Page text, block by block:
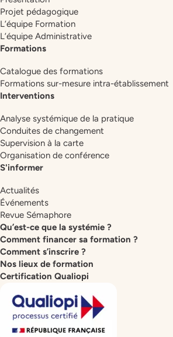
Projet pédagogique
L’équipe Formation
L’équipe Administrative
Formations
Catalogue des formations
Formations sur-mesure intra-établissement
Interventions
Analyse systémique de la pratique
Conduites de changement
Supervision à la carte
Organisation de conférence
S'informer
Actualités
Événements
Revue Sémaphore
Qu’est-ce que la systémie ?
Comment financer sa formation ?
Comment s’inscrire ?
Nos lieux de formation
Certification Qualiopi